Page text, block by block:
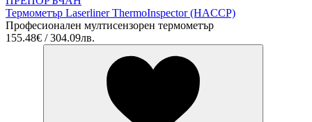
Термометър Laserliner ThermoInspector (HACCP)
Професионален мултисензорен термометър
155.48€ / 304.09лв.